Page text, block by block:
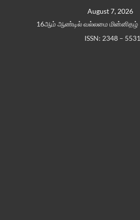
August 7, 2026
16ஆம் ஆண்டில் வல்லமை மின்னிதழ்
ISSN: 2348 – 5531